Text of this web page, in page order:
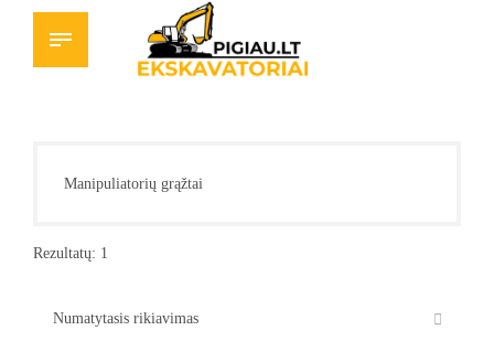
Manipuliatorių grąžtai
Rezultatų: 1